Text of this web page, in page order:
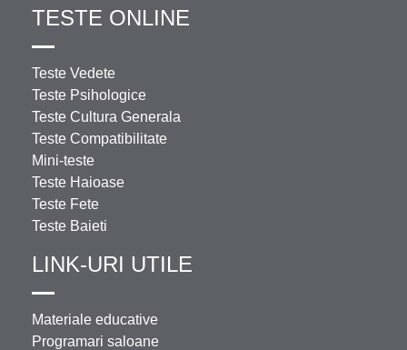
TESTE ONLINE
Teste Vedete
Teste Psihologice
Teste Cultura Generala
Teste Compatibilitate
Mini-teste
Teste Haioase
Teste Fete
Teste Baieti
LINK-URI UTILE
Materiale educative
Programari saloane